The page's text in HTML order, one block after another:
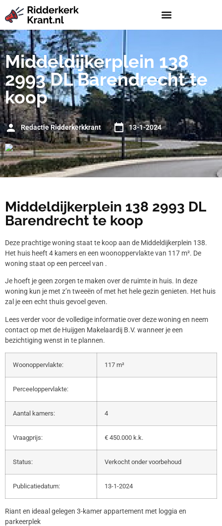
Middeldijkerplein 138
2993 DL Barendrecht te
koop
Redactie Ridderkerkkrant 13-1-2024
Middeldijkerplein 138 2993 DL
Barendrecht te koop
Deze prachtige woning staat te koop aan de Middeldijkerplein 138.
Het huis heeft 4 kamers en een woonoppervlakte van 117 m². De
woning staat op een perceel van .
Je hoeft je geen zorgen te maken over de ruimte in huis. In deze
woning kun je met z’n tweeën of met het hele gezin genieten. Het huis
zal je een echt thuis gevoel geven.
Lees verder voor de volledige informatie over deze woning en neem
contact op met de Huijgen Makelaardij B.V. wanneer je een
bezichtiging wenst in te plannen.
Woonoppervlakte: 117 m²
Perceeloppervlakte:
Aantal kamers: 4
Vraagprijs: € 450.000 k.k.
Status: Verkocht onder voorbehoud
Publicatiedatum: 13-1-2024
Riant en ideaal gelegen 3-kamer appartement met loggia en
parkeerplek